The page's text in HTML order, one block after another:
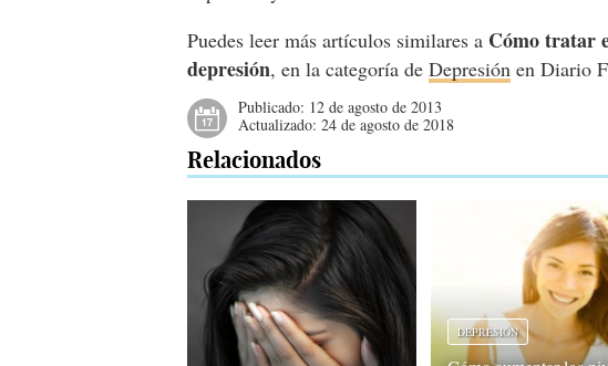
Puedes leer más artículos similares a Cómo tratar
depresión, en la categoría deDepresión en Diario
Publicado: 12 de agosto de 2013
Actualizado:24 de agosto de 2018
Relacionados
DEPRESIÓN